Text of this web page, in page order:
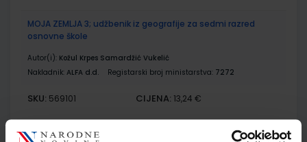
MOJA ZEMLJA 3; udžbenik iz geografije za sedmi razred
osnovne škole
Autor(i): Kožul Krpes Samardžić Vukelić
Nakladnik: ALFA d.d. Registarski broj ministarstva: 7272
SKU: 569101 CIJENA: 13,24 €